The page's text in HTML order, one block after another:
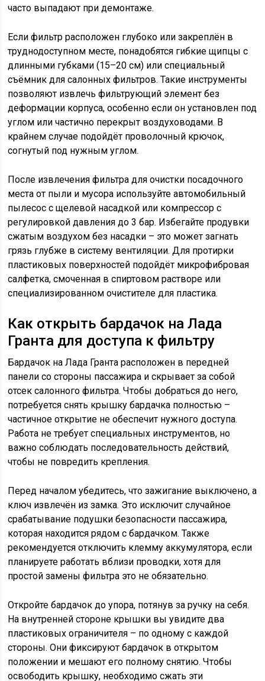
часто выпадают при демонтаже.
Если фильтр расположен глубоко или закреплён в
труднодоступном месте, понадобятся гибкие щипцы с
длинными губками (15–20 см) или специальный
съёмник для салонных фильтров. Такие инструменты
позволяют извлечь фильтрующий элемент без
деформации корпуса, особенно если он установлен под
углом или частично перекрыт воздуховодами. В
крайнем случае подойдёт проволочный крючок,
согнутый под нужным углом.
После извлечения фильтра для очистки посадочного
места от пыли и мусора используйте автомобильный
пылесос с щелевой насадкой или компрессор с
регулировкой давления до 3 бар. Избегайте продувки
сжатым воздухом без насадки – это может загнать
грязь глубже в систему вентиляции. Для протирки
пластиковых поверхностей подойдёт микрофибровая
салфетка, смоченная в спиртовом растворе или
специализированном очистителе для пластика.
Как открыть бардачок на Лада
Гранта для доступа к фильтру
Бардачок на Лада Гранта расположен в передней
панели со стороны пассажира и скрывает за собой
отсек салонного фильтра. Чтобы добраться до него,
потребуется снять крышку бардачка полностью –
частичное открытие не обеспечит нужного доступа.
Работа не требует специальных инструментов, но
важно соблюдать последовательность действий,
чтобы не повредить крепления.
Перед началом убедитесь, что зажигание выключено, а
ключ извлечён из замка. Это исключит случайное
срабатывание подушки безопасности пассажира,
которая находится рядом с бардачком. Также
рекомендуется отключить клемму аккумулятора, если
планируете работать вблизи проводки, хотя для
простой замены фильтра это не обязательно.
Откройте бардачок до упора, потянув за ручку на себя.
На внутренней стороне крышки вы увидите два
пластиковых ограничителя – по одному с каждой
стороны. Они фиксируют бардачок в открытом
положении и мешают его полному снятию. Чтобы
освободить крышку, необходимо сжать эти